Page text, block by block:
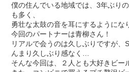
僕の住んでいる地域では、3年ぶり
も多く、
勇壮な太鼓の音を耳にするようにな
今回のパートナーは青柳さん！
リアルで会うのは久しぶりですが、
んまり久しぶり感なく…
そんな今回は、２人とも大好きビー